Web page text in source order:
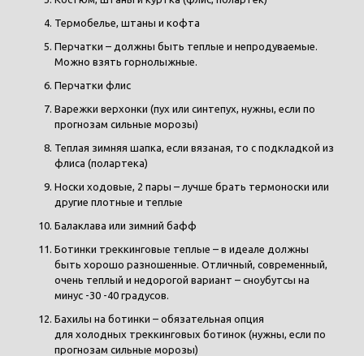
Термобелье, штаны и кофта
Перчатки – должны быть теплые и непродуваемые.
Можно взять горнолыжные.
Перчатки флис
Варежки верхонки (пух или синтепух, нужны, если по
прогнозам сильные морозы)
Теплая зимняя шапка, если вязаная, то с подкладкой из
флиса (полартека)
Носки ходовые, 2 пары – лучше брать термоноски или
другие плотные и теплые
Балаклава или зимний бафф
Ботинки треккинговые теплые – в идеале должны
быть хорошо разношенные. Отличный, современный,
очень теплый и недорогой вариант – сноубутсы на
минус -30 -40 градусов.
Бахилы на ботинки – обязательная опция
для холодных треккинговых ботинок (нужны, если по
прогнозам сильные морозы)